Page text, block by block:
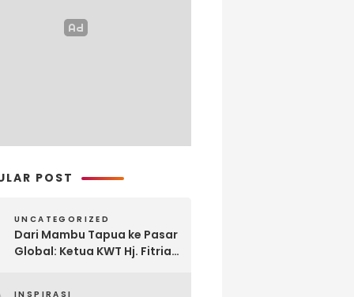
POST
UNCATEGORIZED
Dari Mambu Tapua ke Pasar
Global: Ketua KWT Hj. Fitria
INSPIRASI